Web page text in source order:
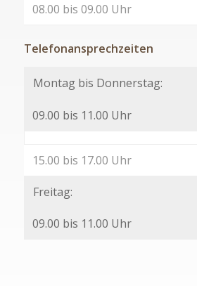
08.00 bis 09.00 Uhr
Telefonansprechzeiten
Montag bis Donnerstag:
09.00 bis 11.00 Uhr
15.00 bis 17.00 Uhr
Freitag:
09.00 bis 11.00 Uhr